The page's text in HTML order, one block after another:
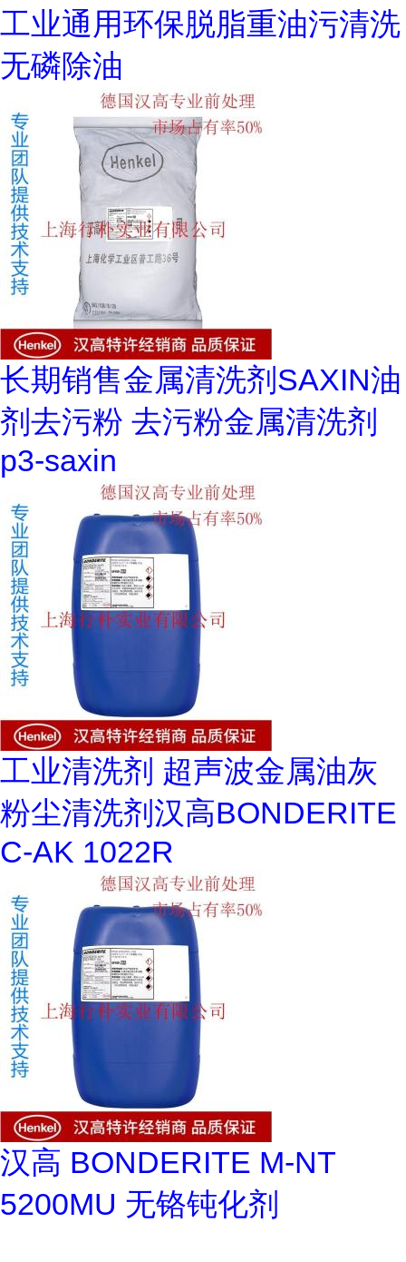
工业通用环保脱脂重油污清洗
无磷除油
长期销售金属清洗剂SAXIN油
剂去污粉 去污粉金属清洗剂
p3-saxin
工业清洗剂 超声波金属油灰
粉尘清洗剂汉高BONDERITE
C-AK 1022R
汉高 BONDERITE M-NT
5200MU 无铬钝化剂